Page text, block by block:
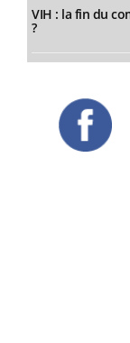
VIH : la fin du
?